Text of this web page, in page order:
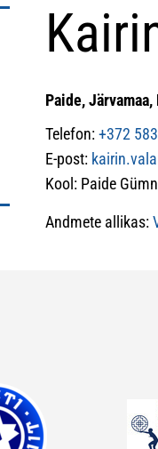
Paide, Järvamaa,
Telefon:+372
E-post:
Kool: Paide
Andmete allikas: